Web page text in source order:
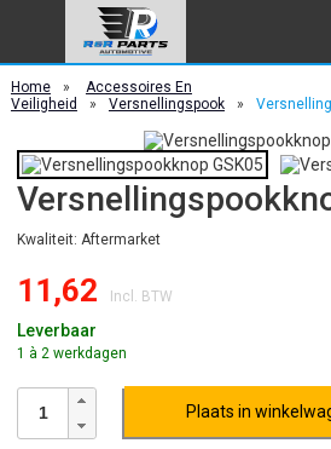
Home »
Accessoires En
Veiligheid
» Versnellingspook »
Kwaliteit: Aftermarket
11,62 Incl. BTW
Leverbaar
1 à 2 werkdagen
Plaats in